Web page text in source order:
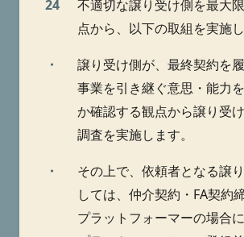
24
不適切な譲り受け側を最大
点から、以下の取組を実施し
・
譲り受け側が、最終契約を
事業を引き継ぐ意思・能力
か確認する観点から譲り受
調査を実施します。
・
その上で、依頼者となる譲
しては、仲介契約・FA契約
プラットフォーマーの場合